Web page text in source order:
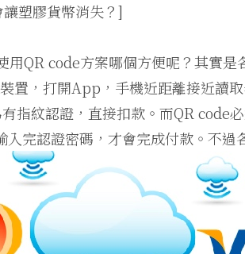
塑膠貨幣消失？]
用QR code方案哪個方便呢？其實
置，打開App，手機近距離接近讀
指紋認證，直接扣款。而QR code
入完認證密碼，才會完成付款。不過